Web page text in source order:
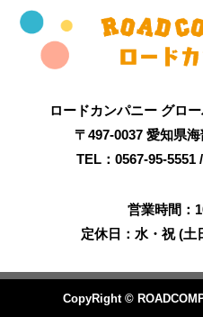
ロードカンパニー グロ
〒497-0037 愛知県
TEL：0567-95-5551
営業時間：
定休日：水・祝 (土
CopyRight ©